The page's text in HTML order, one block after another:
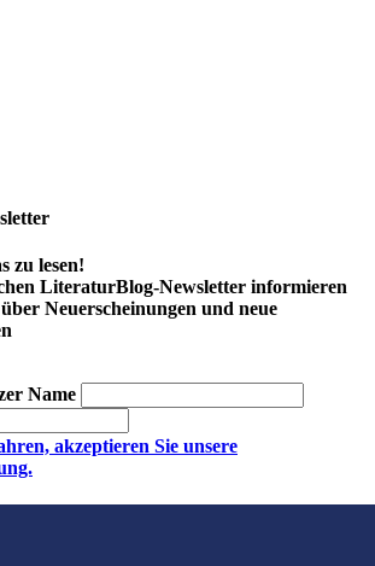
zu lesen!
LiteraturBlog-Newsletter informieren
Neuerscheinungen und neue
Name
akzeptieren Sie unsere